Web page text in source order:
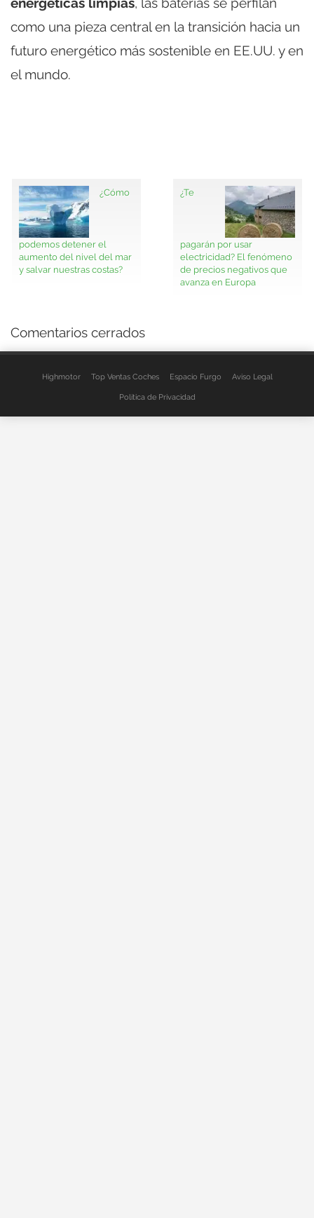
como una pieza central en la transición hacia un
futuro energético más sostenible en EE.UU. y en
el mundo.
¿Cómo
podemos detener el
aumento del nivel del mar
y salvar nuestras costas?
¿Te
pagarán por usar
electricidad? El fenómeno
de precios negativos que
avanza en Europa
Comentarios cerrados
Highmotor Top Ventas Coches Espacio Furgo Aviso Legal
Política de Privacidad